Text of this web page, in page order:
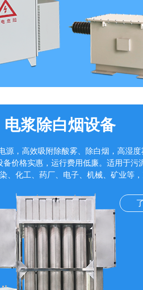
电浆除白烟设备
源，高效吸附除酸雾、除白烟，高湿
备价格实惠，运行费用低廉。适用于污
、化工、药厂、电子、机械、矿业等